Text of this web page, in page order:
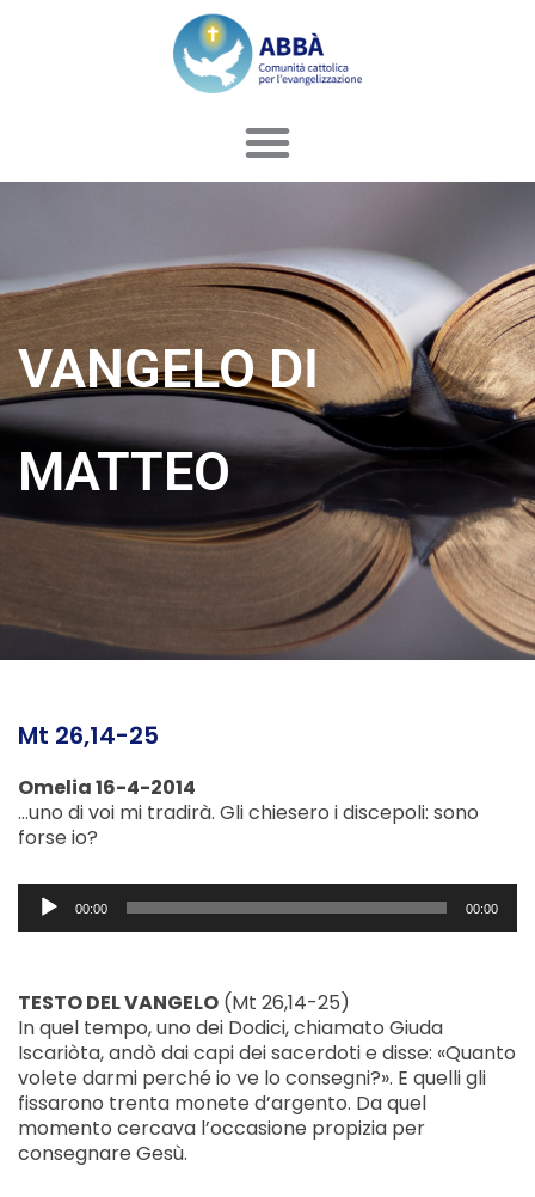
VANGELO DI
MATTEO
Mt 26,14-25
Omelia 16-4-2014
…uno di voi mi tradirà. Gli chiesero i discepoli: sono
forse io?
Audio
Player00:00 00:00
TESTO DEL VANGELO (Mt 26,14-25)
In quel tempo, uno dei Dodici, chiamato Giuda
Iscariòta, andò dai capi dei sacerdoti e disse: «Quanto
volete darmi perché io ve lo consegni?». E quelli gli
fissarono trenta monete d’argento. Da quel
momento cercava l’occasione propizia per
consegnare Gesù.